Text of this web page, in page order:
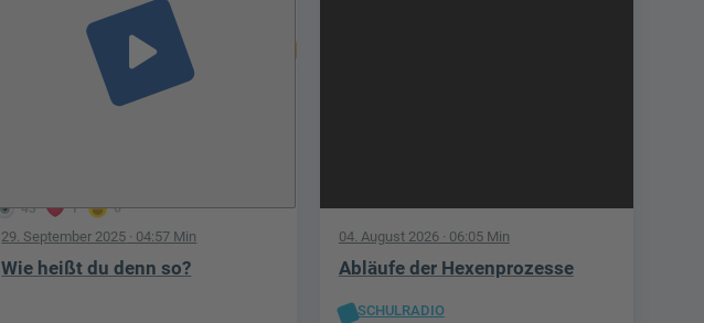
43 1 6
play_arrow
29. September 2025 · 04:57 Min
Wie heißt du denn so?
04. August 2026· 06:05 Min
Abläufe der Hexenprozesse
SCHULRADIO